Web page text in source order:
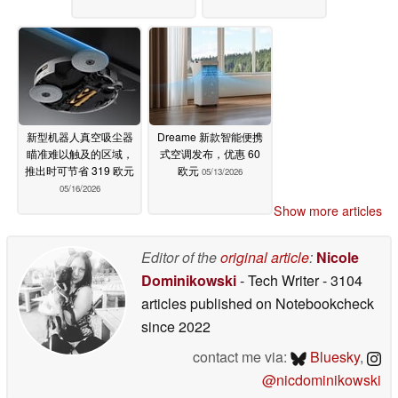
新型机器人真空吸尘器
瞄准难以触及的区域，
推出时可节省 319 欧元
05/16/2026
Dreame 新款智能便携
式空调发布，优惠 60
欧元 05/13/2026
Show more articles
Editor of theoriginal article: Nicole
Dominikowski- Tech Writer- 3104
articles published on Notebookcheck
since 2022
contact me via:
Bluesky,
@nicdominikowski